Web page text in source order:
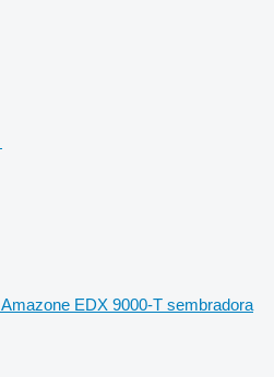
Amazone EDX 9000-T sembradora